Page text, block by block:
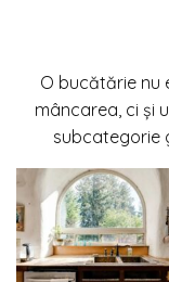
O bucătărie nu
mâncarea, ci și
subcategorie